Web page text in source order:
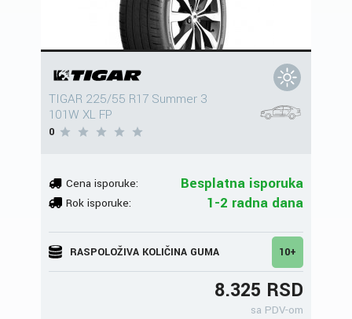
TIGAR 225/55 R17 Summer 3
101W XL FP
0
Cena isporuke: Besplatna isporuka
Rok isporuke: 1-2 radna dana
RASPOLOŽIVA KOLIČINA GUMA 10+
8.325 RSD
sa PDV-om